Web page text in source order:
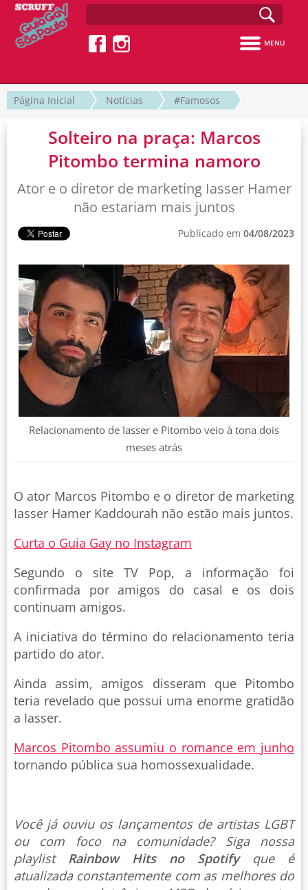
MENU
Página Inicial Notícias #Famosos
Solteiro na praça: Marcos
Pitombo termina namoro
Ator e o diretor de marketing Iasser Hamer
não estariam mais juntos
Publicado em 04/08/2023
Relacionamento de Iasser e Pitombo veio à tona dois
meses atrás
O ator Marcos Pitombo e o diretor de marketing
Iasser Hamer Kaddourah não estão mais juntos.
Curta o Guia Gay no Instagram
Segundo o site TV Pop, a informação foi
confirmada por amigos do casal e os dois
continuam amigos.
A iniciativa do término do relacionamento teria
partido do ator.
Ainda assim, amigos disseram que Pitombo
teria revelado que possui uma enorme gratidão
a Iasser.
Marcos Pitombo assumiu o romance em junho
tornando pública sua homossexualidade.
Você já ouviu os lançamentos de artistas LGBT
ou com foco na comunidade? Siga nossa
playlist Rainbow Hits no Spotify que é
atualizada constantemente com as melhores do